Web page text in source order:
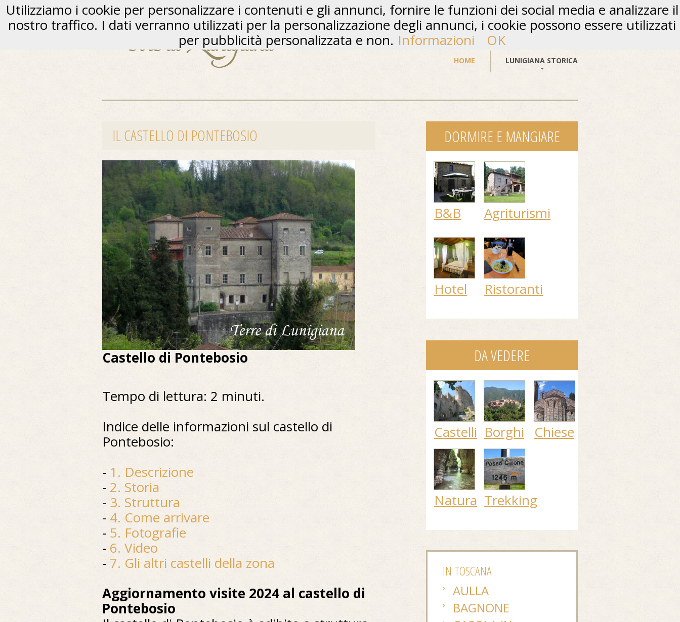
HOME LUNIGIANA STORICA
IL CASTELLO DI PONTEBOSIO
Castello di Pontebosio
Tempo di lettura: 2 minuti.
Indice delle informazioni sul castello di
Pontebosio:
- 1. Descrizione
- 2. Storia
- 3. Struttura
- 4. Come arrivare
- 5. Fotografie
- 6. Video
- 7. Gli altri castelli della zona
Aggiornamento visite 2024 al castello di
Pontebosio
DORMIRE E MANGIARE
B&B Agriturismi
Hotel Ristoranti
DA VEDERE
Castelli Borghi Chiese
Natura Trekking
IN TOSCANA
AULLA
BAGNONE
Utilizziamo i cookie per personalizzare i contenuti e gli annunci, fornire le funzioni dei social media e analizzare il
nostro traffico. I dati verranno utilizzati per la personalizzazione degli annunci, i cookie possono essere utilizzati
per pubblicità personalizzata e non. Informazioni OK